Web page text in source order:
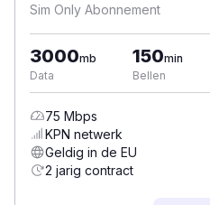
Sim Only Abonnement
3000mb
Data
150min
Bellen
75 Mbps
KPN netwerk
Geldig in de EU
2 jarig contract